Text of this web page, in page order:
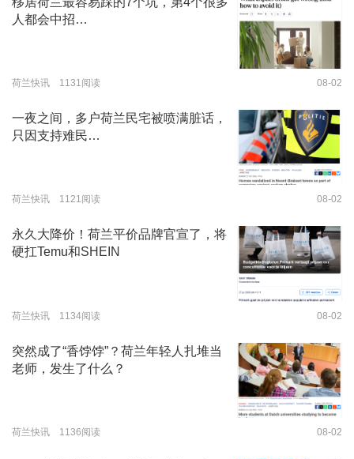
人都会中招…
荷兰快讯 1131阅读 08-02
一夜之间，多户荷兰民宅被喷满脏话，
只因支持难民…
荷兰快讯 1121阅读 08-02
永久大降价！荷兰平价品牌官宣了，将
硬扛Temu和SHEIN
荷兰快讯 1134阅读 08-02
突然成了“香饽饽”？荷兰年轻人扎堆当
老师，发生了什么？
荷兰快讯 1136阅读 08-02